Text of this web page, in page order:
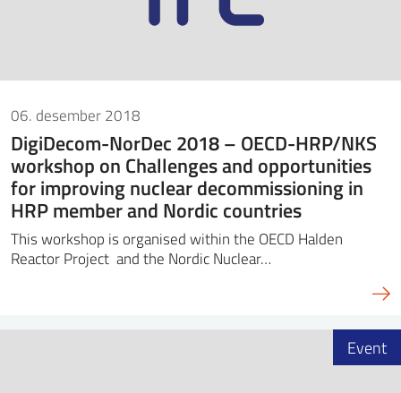
06. desember 2018
DigiDecom-NorDec 2018 – OECD-HRP/NKS
workshop on Challenges and opportunities
for improving nuclear decommissioning in
HRP member and Nordic countries
This workshop is organised within the OECD Halden
Reactor Project and the Nordic Nuclear…
Event